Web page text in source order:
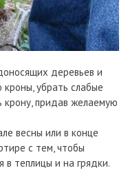
деревьев и
убрать слабые
крону, придав желаемую
весны или в конце
с тем, чтобы
в теплицы и на грядки.